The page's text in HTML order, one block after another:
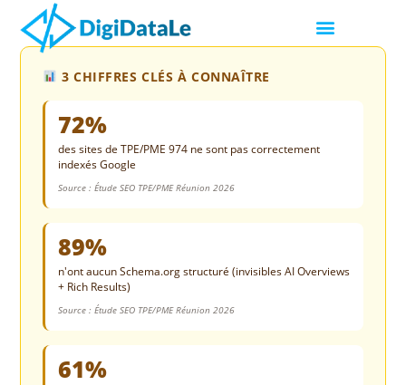
3 CHIFFRES CLÉS À CONNAÎTRE
72%
des sites de TPE/PME 974 ne sont pas correctement
indexés Google
Source : Étude SEO TPE/PME Réunion 2026
89%
n'ont aucun Schema.org structuré (invisibles AI Overviews
+ Rich Results)
Source : Étude SEO TPE/PME Réunion 2026
61%